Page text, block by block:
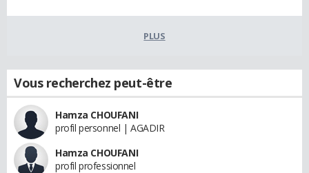
PLUS
Vous recherchez peut-être
Hamza CHOUFANI
profil personnel | AGADIR
Hamza CHOUFANI
profil professionnel